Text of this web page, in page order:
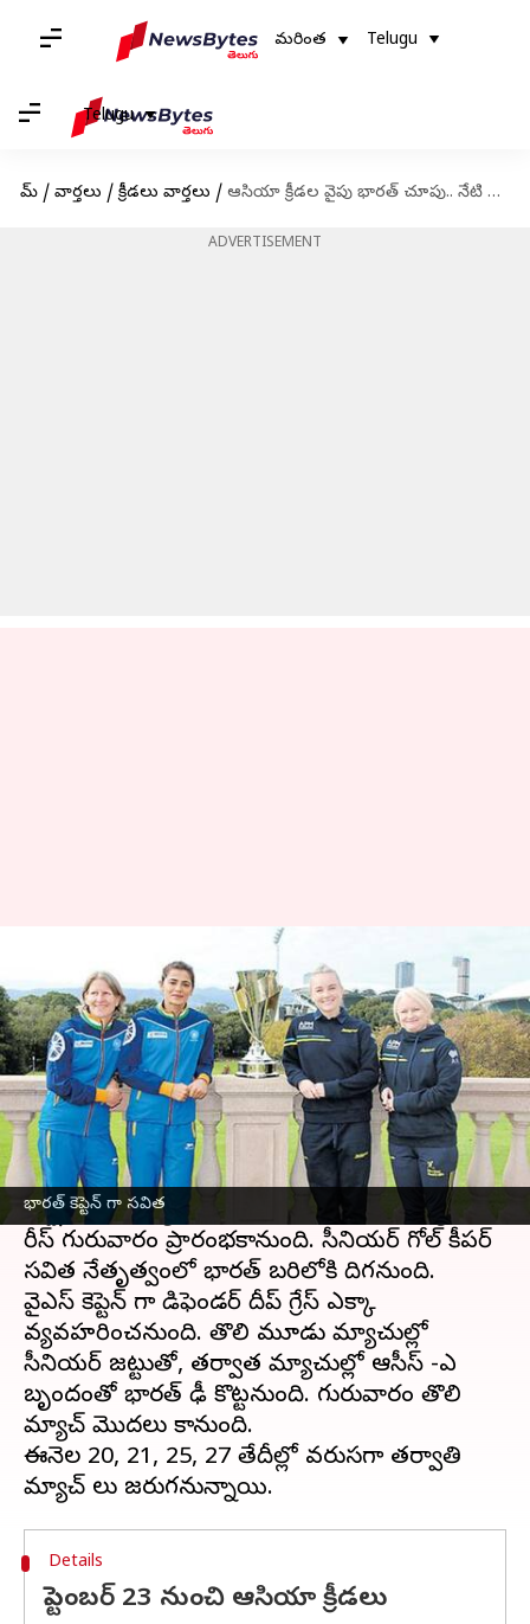
మరింత Telugu
Telugu
హోమ్ / వార్తలు / క్రీడలు వార్తలు / ఆసియా క్రీడల వైపు భారత్ చూపు.. నేటి నుంచే హాకీ సిరీస్
ADVERTISEMENT
భారత్ కెప్టెన్ గా సవిత
ఆసియా క్రీడల వైపు భారత్ చూపు..
నేటి నుంచే హాకీ సిరీస్
వ్రాసిన వారు Jayachandra Akuri May 18, 2023 02:50 pm
ఈ వార్తాకథనం ఏంటి
ఆసియా క్రీడల సన్మాహమే లక్ష్యంగా భారత మహిళల
హాకీ జట్టు కఠిన పరీక్షకు సిద్ధమైంది.
ఆస్ట్రేలియా పర్యటనలో భాగంగా అయిదు మ్యాచ్ ల
సిరీస్ గురువారం ప్రారంభకానుంది. సీనియర్ గోల్ కీపర్
సవిత నేతృత్వంలో భారత్ బరిలోకి దిగనుంది.
వైఎస్ కెప్టెన్ గా డిఫెండర్ దీప్ గ్రేస్ ఎక్కా
వ్యవహరించనుంది. తొలి మూడు మ్యాచుల్లో
సీనియర్ జట్టుతో, తర్వాత మ్యాచుల్లో ఆసీస్ -ఎ
బృందంతో భారత్ ఢీ కొట్టనుంది. గురువారం తొలి
మ్యాచ్ మొదలు కానుంది.
ఈనెల 20, 21, 25, 27 తేదీల్లో వరుసగా తర్వాతి
Details
సెప్టెంబర్ 23 నుంచి ఆసియా క్రీడలు